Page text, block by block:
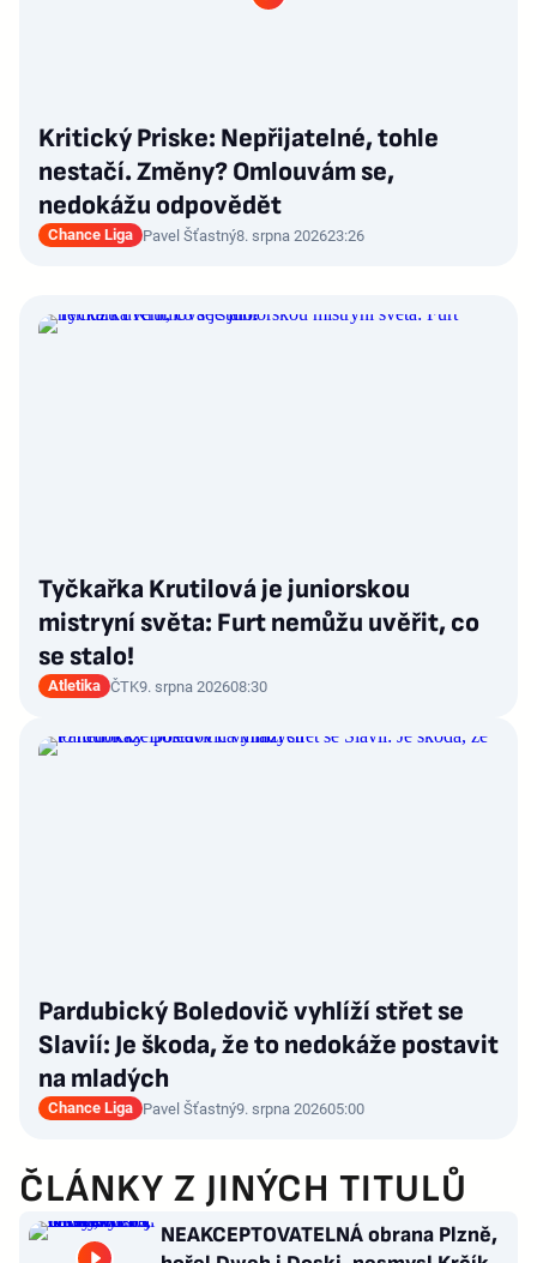
Kritický Priske: Nepřijatelné, tohle
nestačí. Změny? Omlouvám se,
nedokážu odpovědět
Chance Liga Pavel Šťastný8. srpna 202623:26
Tyčkařka Krutilová je juniorskou
mistryní světa: Furt nemůžu uvěřit, co
se stalo!
Atletika ČTK9. srpna 202608:30
Pardubický Boledovič vyhlíží střet se
Slavií: Je škoda, že to nedokáže postavit
na mladých
Chance Liga Pavel Šťastný9. srpna 202605:00
ČLÁNKY Z JINÝCH TITULŮ
NEAKCEPTOVATELNÁ obrana Plzně,